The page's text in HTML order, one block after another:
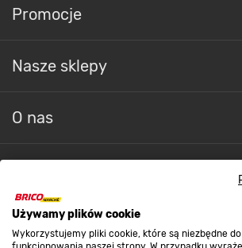
Używamy plików cookie
Wykorzystujemy pliki cookie, które są niezbędne
Promocje
Nasze sklepy
O nas
Strefa biznesu